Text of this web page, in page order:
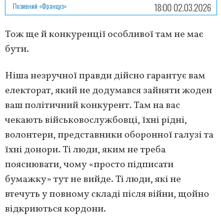
Позивний «Француз» 18:00 02.03.2026
Тож ще й конкуренції особливої там не має
бути.
Ніша незручної правди дійсно гарантує вам
електорат, який не додумався зайняти жоден
ваш політичний конкурент. Там на вас
чекають військовослужбовці, їхні рідні,
волонтери, представники оборонної галузі та
їхні донори. Ті люди, яким не треба
пояснювати, чому «просто підписати
бумажку» тут не вийде. Ті люди, які не
втечуть у повному складі після війни, щойно
відкриються кордони.